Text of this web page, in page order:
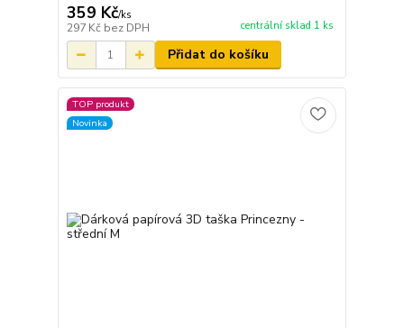
359 Kč/ks
297 Kč bez DPH centrální sklad 1 ks
Přidat do košíku
TOP produkt
Novinka